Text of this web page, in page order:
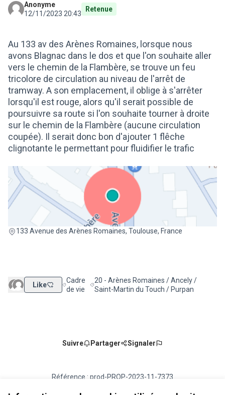
Anonyme
12/11/2023 20:43
Retenue
Au 133 av des Arènes Romaines, lorsque nous
avons Blagnac dans le dos et que l'on souhaite aller
vers le chemin de la Flambère, se trouve un feu
tricolore de circulation au niveau de l'arrêt de
tramway. A son emplacement, il oblige à s'arrêter
lorsqu'il est rouge, alors qu'il serait possible de
poursuivre sa route si l'on souhaite tourner à droite
sur le chemin de la Flambère (aucune circulation
coupée). Il serait donc bon d'ajouter 1 flêche
clignotante le permettant pour fluidifier le trafic
133 Avenue des Arènes Romaines, Toulouse, France
(Lien externe)
Like Filtrer les résultats de la catégorie : Cadre de vie
Cadre
de vie
Filtrer les résultats pour le secteur : 20 -
20 - Arènes Romaines / Ancely /
Saint-Martin du Touch / Purpan
Suivre Partager Signaler
Référence : prod-PROP-2023-11-7373